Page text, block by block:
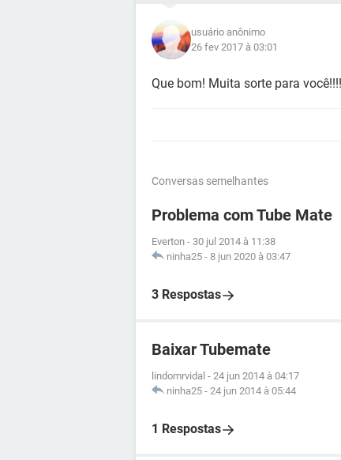
usuário anônimo
26 fev 2017 à 03:01
Que bom! Muita sorte para você!!!!
Conversas semelhantes
Problema com Tube Mate
Everton - 30 jul 2014 à 11:38
ninha25 - 8 jun 2020 à 03:47
3 Respostas
Baixar Tubemate
lindomrvidal - 24 jun 2014 à 04:17
ninha25 - 24 jun 2014 à 05:44
1 Respostas